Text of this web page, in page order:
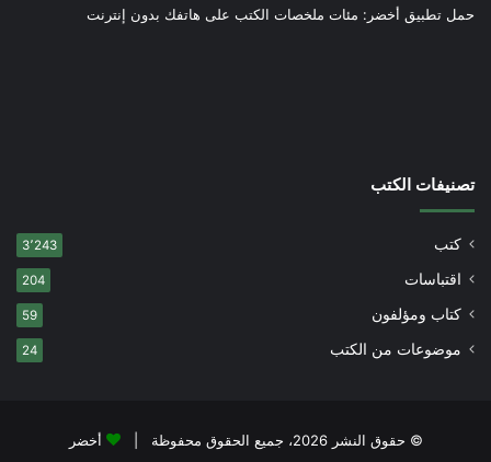
حمل تطبيق أخضر: مئات ملخصات الكتب على هاتفك بدون إنترنت
تصنيفات الكتب
كتب 3٬243
اقتباسات 204
كتاب ومؤلفون 59
موضوعات من الكتب 24
© حقوق النشر 2026، جميع الحقوق محفوظة | أخضر